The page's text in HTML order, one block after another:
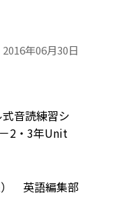
2016年06月30日
音読練習シ
2・3年Unit
） 英語編集部